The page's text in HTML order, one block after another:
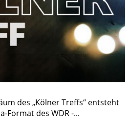
des „Kölner Treffs“ entsteht
Format des WDR -...